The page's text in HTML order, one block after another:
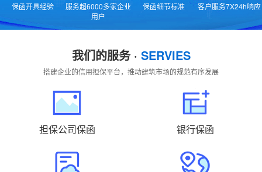
宁夏
新疆 国外 返回主站
保函开具经验
服务超6000多家企业
用户
保函细节标准
客户服务7X24h响应
我们的服务 · SERVIES
搭建企业的信用担保平台，推动建筑市场的规范有序发展
担保公司保函 银行保函